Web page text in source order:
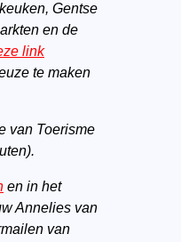
Gentse
en de
link
te maken
van Toerisme
en in het
Annelies van
van